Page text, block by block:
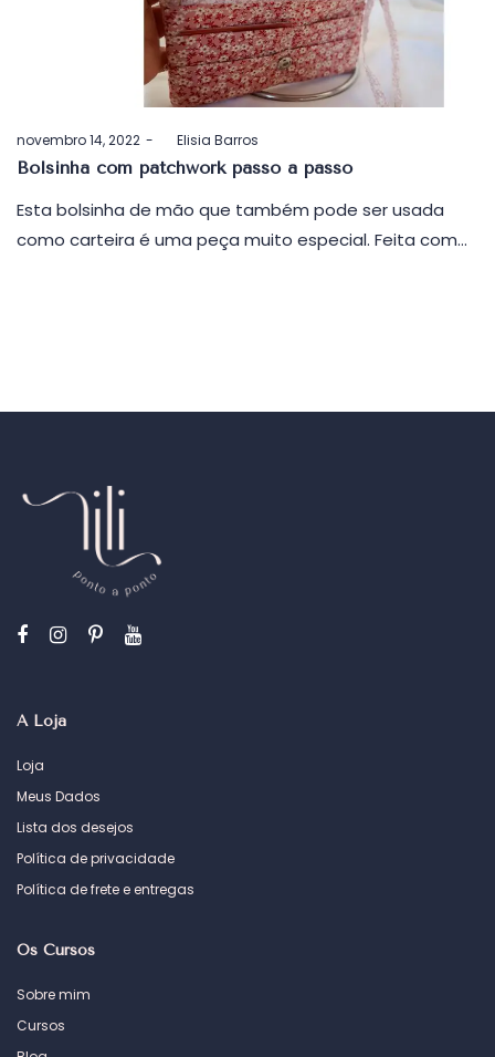
Postado
em
novembro 14, 2022 byElisia Barros
Bolsinha com patchwork passo a passo
Esta bolsinha de mão que também pode ser usada
como carteira é uma peça muito especial. Feita com…
A Loja
Loja
Meus Dados
Lista dos desejos
Política de privacidade
Política de frete e entregas
Os Cursos
Sobre mim
Cursos